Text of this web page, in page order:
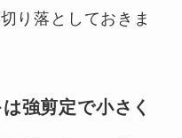
り落としておきま
強剪定で小さく